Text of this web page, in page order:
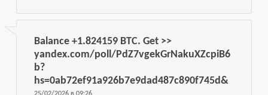
Balance +1.824159 BTC. Get >>
yandex.com/poll/PdZ7vgekGrNakuXZcpiB6
b?
hs=0ab72ef91a926b7e9dad487c890f745d&